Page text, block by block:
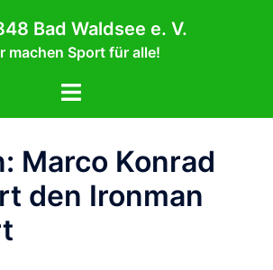
Bad Waldsee e. V.
machen Sport für alle!
Menü
Marco Konrad
den Ironman